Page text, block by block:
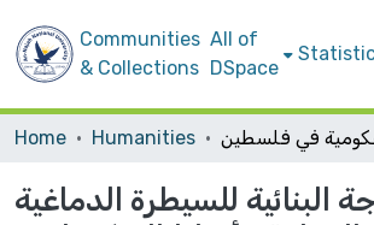
Communities
& Collections
All of
DSpace
Home Humanities
البنائية للسيطرة الدماغية